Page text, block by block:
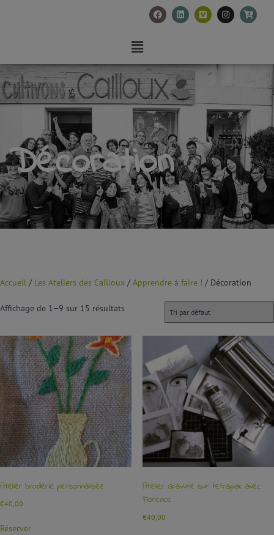
Décoration
Accueil / Les Ateliers des Cailloux /Apprendre à faire ! / Décoration
Affichage de 1–9 sur 15 résultats
Atelier broderie personnalisée
€40,00
Réserver
Atelier Gravure sur tetrapak avec
Florence
€40,00